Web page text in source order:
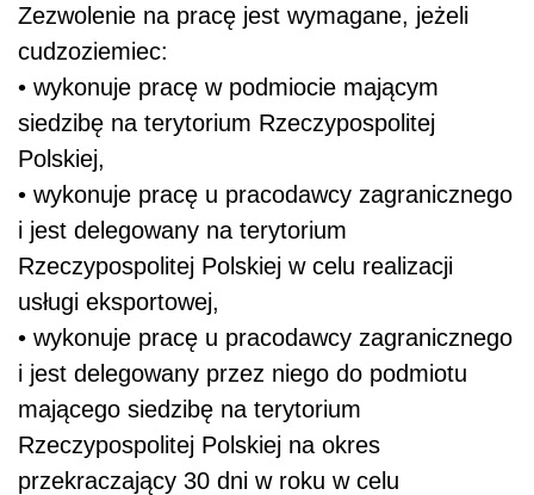
Zezwolenie na pracę jest wymagane, jeżeli
cudzoziemiec:
• wykonuje pracę w podmiocie mającym
siedzibę na terytorium Rzeczypospolitej
Polskiej,
• wykonuje pracę u pracodawcy zagranicznego
i jest delegowany na terytorium
Rzeczypospolitej Polskiej w celu realizacji
usługi eksportowej,
• wykonuje pracę u pracodawcy zagranicznego
i jest delegowany przez niego do podmiotu
mającego siedzibę na terytorium
Rzeczypospolitej Polskiej na okres
przekraczający 30 dni w roku w celu